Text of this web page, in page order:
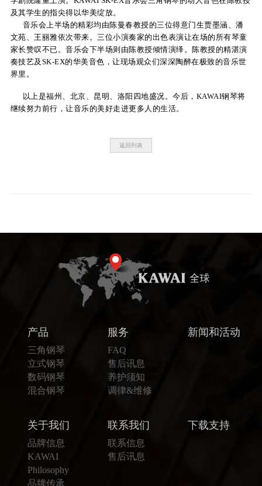
及其学生的指尖得以华美绽放。
音乐会上半场的精彩均由陈曼春教授的三位得意门生贾墨涵、潘
文苑、王丽雅依次带来。三位小演奏家的出色表演让在场的所有琴童
家长赞叹不已。音乐会下半场则由陈教授倾情演绎。陈教授的精湛演
奏技艺及SK-EX的华美音色，让现场观众们深深陶醉在极致的音乐世
界里。
以上是福州、北京、昆明、洛阳四地盛况。今后，KAWAI钢琴将
继续努力前行，让音乐的美好走进更多人的生活。
返回列表
产品
三角钢琴
立式钢琴
数码钢琴
混合钢琴
服务
FAQ
售后讯息
养护须知
调律&维修
新闻和活动
关于我们
品牌信息
KAWAI
Philosophy
品牌传承
联系我们
联系信息
售后讯息
下载支持